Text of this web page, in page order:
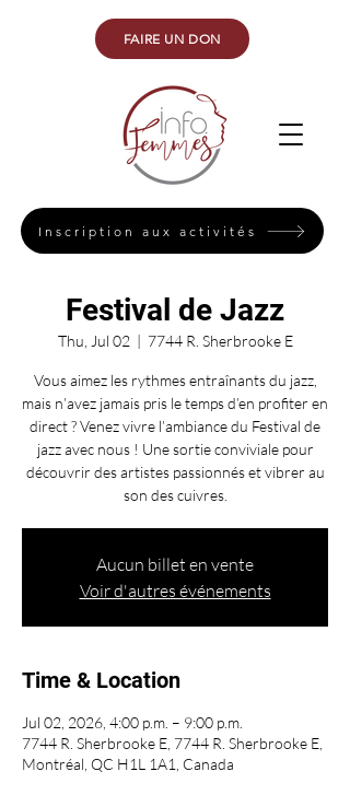
FAIRE UN DON
Inscription aux activités
Festival de Jazz
Thu, Jul 02
  |
7744 R. Sherbrooke E
Vous aimez les rythmes entraînants du jazz,
mais n’avez jamais pris le temps d’en profiter en
direct ? Venez vivre l’ambiance du Festival de
jazz avec nous ! Une sortie conviviale pour
découvrir des artistes passionnés et vibrer au
son des cuivres.
Aucun billet en vente
Voir d'autres événements
Time & Location
Jul 02, 2026, 4:00 p.m. – 9:00 p.m.
7744 R. Sherbrooke E, 7744 R. Sherbrooke E,
Montréal, QC H1L 1A1, Canada